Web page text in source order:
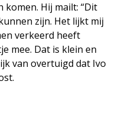
komen. Hij mailt: “Dit
zijn. Het lijkt mij
verkeerd heeft
mee. Dat is klein en
van overtuigd dat Ivo